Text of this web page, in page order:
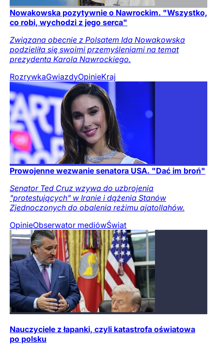
Nowakowska pozytywnie o Nawrockim. "Wszystko,
co robi, wychodzi z jego serca"
Związana obecnie z Polsatem Ida Nowakowska
podzieliła się swoimi przemyśleniami na temat
prezydenta Karola Nawrockiego.
RozrywkaGwiazdyOpinieKraj
Prowojenne wezwanie senatora USA. "Dać im broń"
Senator Ted Cruz wzywa do uzbrojenia
"protestujących" w Iranie i dążenia Stanów
Zjednoczonych do obalenia reżimu ajatollahów.
OpinieObserwator mediówŚwiat
Nauczyciele z łapanki, czyli katastrofa oświatowa
po polsku